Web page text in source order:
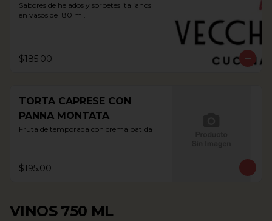
Sabores de helados y sorbetes italianos
en vasos de 180 ml.
$185.00
TORTA CAPRESE CON
PANNA MONTATA
Fruta de temporada con crema batida
$195.00
VINOS 750 ML